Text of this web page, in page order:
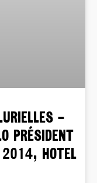
–
président
Hotel